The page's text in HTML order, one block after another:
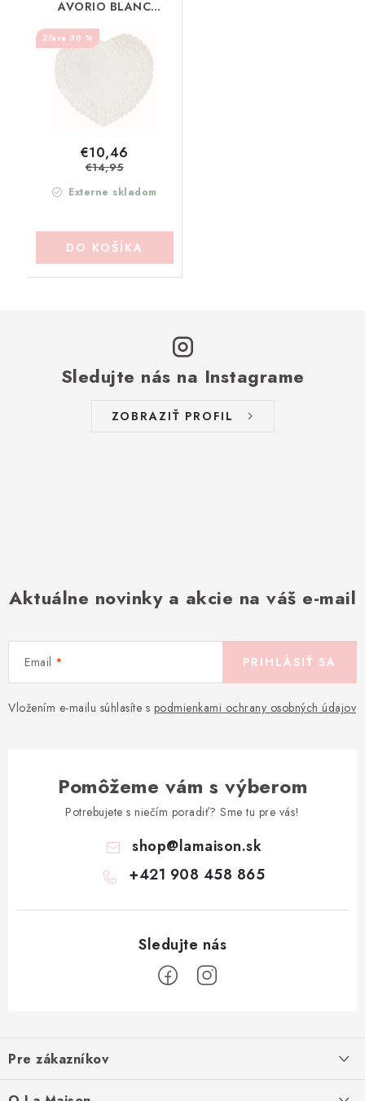
AVORIO BLANC
MARICLO
(A2927999AV)
30 %
Externe skladom
€10,46
€14,95
DO KOŠÍKA
Sledujte nás na Instagrame
ZOBRAZIŤ PROFIL
Aktuálne novinky a akcie na váš e-mail
Email
Vložením e-mailu súhlasíte s podmienkami ochrany osobných údajov
PRIHLÁSIŤ SA
Pomôžeme vám s výberom
Potrebujete s niečím poradiť? Sme tu pre vás!
shop@lamaison.sk
+421 908 458 865
p
ä
Pre zákazníkov